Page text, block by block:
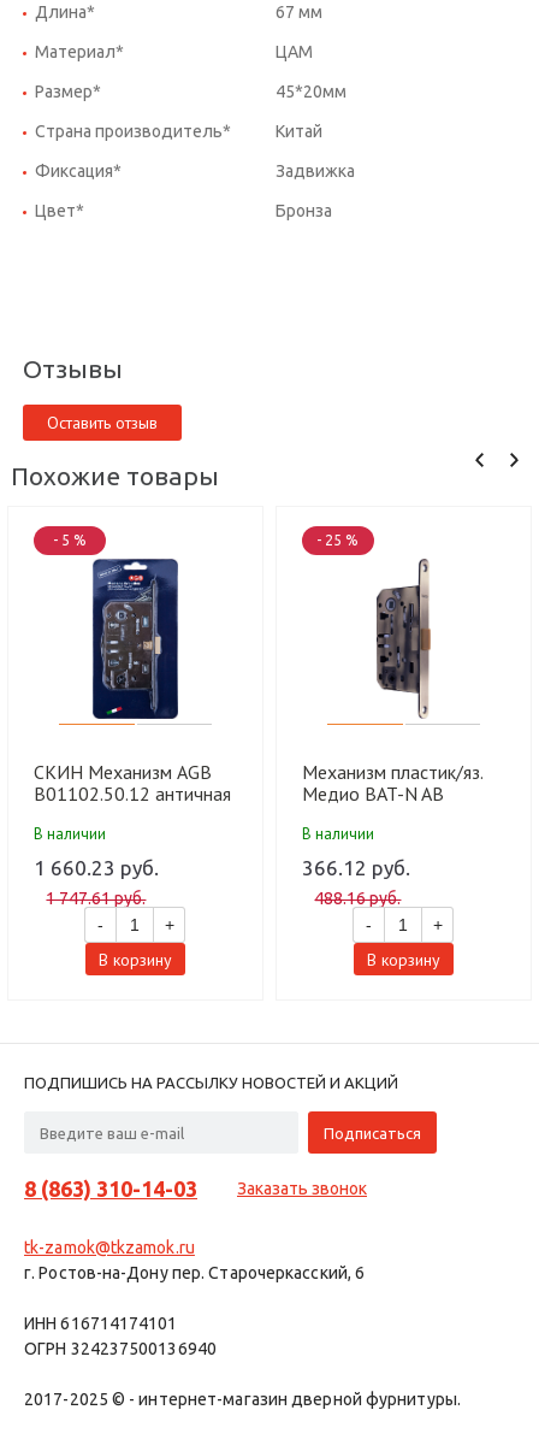
Длина* 67 мм
Материал* ЦАМ
Размер* 45*20мм
Страна производитель* Китай
Фиксация* Задвижка
Цвет* Бронза
Отзывы
Оставить отзыв
Похожие товары
- 5 %
СКИН Механизм AGB
В01102.50.12 античная
Mediana Evolution
В наличии
1 660.23 руб.
1 747.61 руб.
-
+
В корзину
- 25 %
Механизм пластик/яз.
Медио BAT-N AB
(96 мм) (50 шт)
В наличии
366.12 руб.
488.16 руб.
-
+
В корзину
ПОДПИШИСЬ НА РАССЫЛКУ НОВОСТЕЙ И АКЦИЙ
8 (863) 310-14-03 Заказать звонок
tk-zamok@tkzamok.ru
г. Ростов-на-Дону пер. Старочеркасский, 6
ИНН 616714174101
ОГРН 324237500136940
2017-2025 © - интернет-магазин дверной фурнитуры.